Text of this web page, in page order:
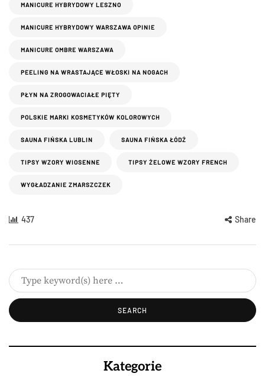
MANICURE HYBRYDOWY LESZNO
MANICURE HYBRYDOWY WARSZAWA OPINIE
MANICURE OMBRE WARSZAWA
PEELING NA WRASTAJĄCE WŁOSKI NA NOGACH
PŁYN NA ZROGOWACIAŁE PIĘTY
POLSKIE MARKI KOSMETYKÓW KOLOROWYCH
SAUNA FIŃSKA LUBLIN SAUNA FIŃSKA ŁÓDŹ
TIPSY WZORY WIOSENNE TIPSY ŻELOWE WZORY FRENCH
WYGŁADZANIE ZMARSZCZEK
437 Share
Kategorie